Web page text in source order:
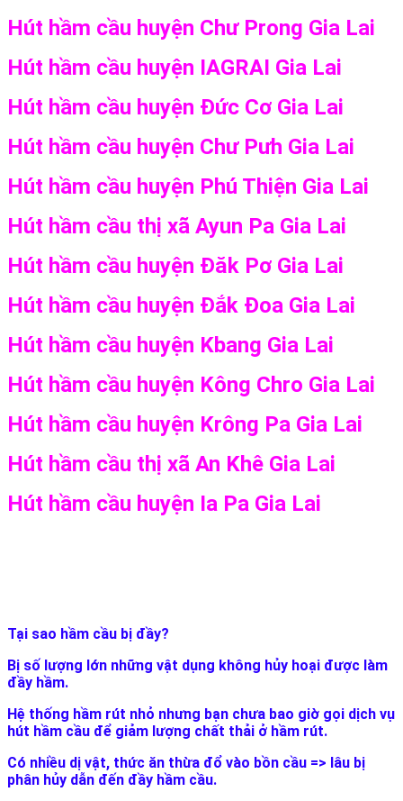
Hút hầm cầu huyện Chư Prong Gia Lai
Hút hầm cầu huyện IAGRAI Gia Lai
Hút hầm cầu huyện Đức Cơ Gia Lai
Hút hầm cầu huyện Chư Pưh Gia Lai
Hút hầm cầu huyện Phú Thiện Gia Lai
Hút hầm cầu thị xã Ayun Pa Gia Lai
Hút hầm cầu huyện Đăk Pơ Gia Lai
Hút hầm cầu huyện Đắk Đoa Gia Lai
Hút hầm cầu huyện Kbang Gia Lai
Hút hầm cầu huyện Kông Chro Gia Lai
Hút hầm cầu huyện Krông Pa Gia Lai
Hút hầm cầu thị xã An Khê Gia Lai
Hút hầm cầu huyện Ia Pa Gia Lai
Tại sao hầm cầu bị đầy?
Bị số lượng lớn những vật dụng không hủy hoại được làm
đầy hầm.
Hệ thống hầm rút nhỏ nhưng bạn chưa bao giờ gọi dịch vụ
hút hầm cầu để giảm lượng chất thải ở hầm rút.
Có nhiều dị vật, thức ăn thừa đổ vào bồn cầu => lâu bị
phân hủy dẫn đến đầy hầm cầu.